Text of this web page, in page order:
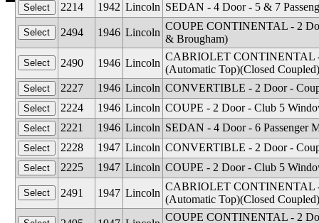
2214
1942 Lincoln SEDAN - 4 Door - 5 & 7
2494 1946 Lincoln
COUPE CONTINENTAL - 2
& Brougham)
2490
1946 Lincoln
CABRIOLET CONTINENTAL -
(Automatic Top)(Closed Coupled)
2227
1946 Lincoln CONVERTIBLE - 2 Door -
2224
1946 Lincoln COUPE - 2 Door - Club 5
2221
1946 Lincoln SEDAN - 4 Door - 6 Passenger
2228
1947 Lincoln CONVERTIBLE - 2 Door -
2225
1947 Lincoln COUPE - 2 Door - Club 5
2491 1947 Lincoln
CABRIOLET CONTINENTAL -
(Automatic Top)(Closed Coupled)
COUPE CONTINENTAL - 2